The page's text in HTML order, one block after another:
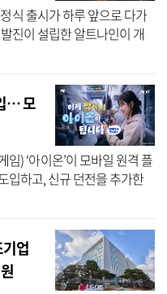
식 출시가 하루 앞으로 다가
발진이 설립한 알트나인이 개
, 이용자가 게임 운영에 직
… 모
) ‘아이온’이 모바일 원격 플
입하고, 신규 던전을 추가한
로스 플레이 플랫폼 ‘퍼플
업